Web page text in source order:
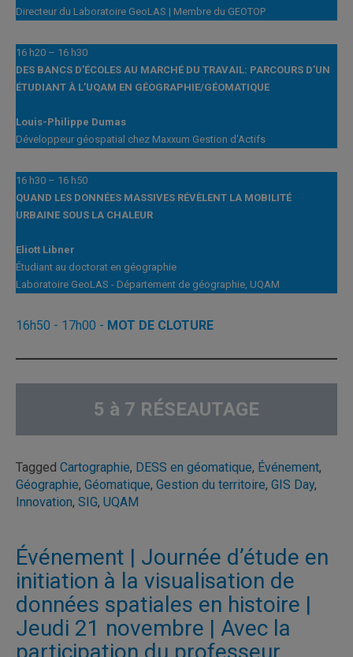
Directeur du Laboratoire GeoLAS | Membre du GEOTOP
16 h20 – 16 h30
DES BANCS D’ÉCOLES AU MARCHÉ DU TRAVAIL: PARCOURS D’UN
ÉTUDIANT À L’UQAM EN GÉOGRAPHIE/GÉOMATIQUE
Louis-Philippe Dumas
Développeur géospatial chez Maxxum Gestion d'Actifs
16 h30 – 16 h50
QUAND LES DONNÉES MASSIVES RÉVÈLENT LA MOBILITÉ
URBAINE SOUS LA CHALEUR
Eliott Libner
Étudiant au doctorat en géographie
Laboratoire GeoLAS - Département de géographie, UQAM
16h50 - 17h00 - MOT DE CLOTURE
5 à 7 RÉSEAUTAGE
Tagged Cartographie, DESS en géomatique, Événement,
Géographie, Géomatique, Gestion du territoire, GIS Day,
Innovation, SIG, UQAM
Événement | Journée d’étude en
initiation à la visualisation de
données spatiales en histoire |
Jeudi 21 novembre | Avec la